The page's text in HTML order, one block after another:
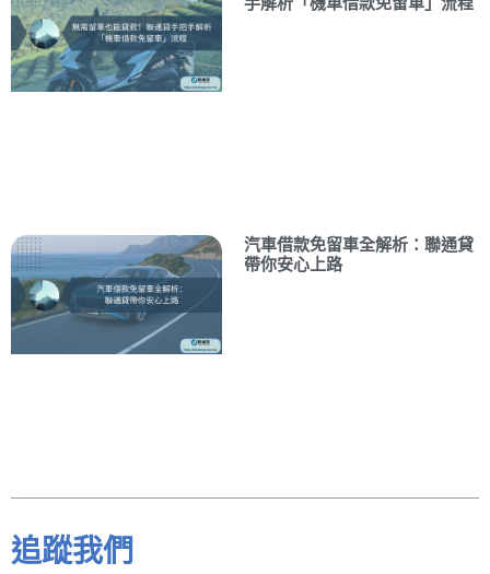
汽車借款免留車全解析：聯通貸
帶你安心上路
追蹤我們